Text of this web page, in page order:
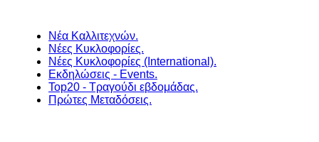
Νέα Καλλιτεχνών.
Νέες Κυκλοφορίες.
Νέες Κυκλοφορίες (International).
Εκδηλώσεις - Events.
Top20 - Τραγούδι εβδομάδας.
Πρώτες Μεταδόσεις.